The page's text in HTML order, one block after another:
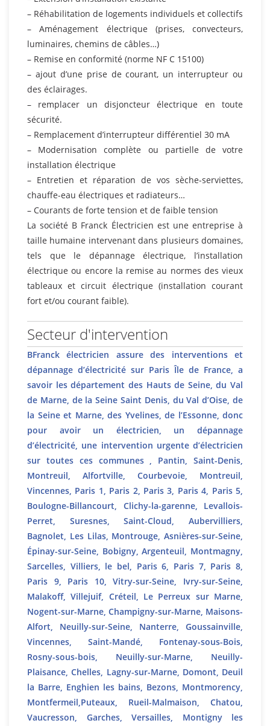
– Réhabilitation de logements individuels et collectifs
– Aménagement électrique (prises, convecteurs,
luminaires, chemins de câbles…)
– Remise en conformité (norme NF C 15100)
– ajout d’une prise de courant, un interrupteur ou
des éclairages.
– remplacer un disjoncteur électrique en toute
sécurité.
– Remplacement d’interrupteur différentiel 30 mA
– Modernisation complète ou partielle de votre
installation électrique
– Entretien et réparation de vos sèche-serviettes,
chauffe-eau électriques et radiateurs…
– Courants de forte tension et de faible tension
La société B Franck Électricien est une entreprise à
taille humaine intervenant dans plusieurs domaines,
tels que le dépannage électrique, l’installation
électrique ou encore la remise au normes des vieux
tableaux et circuit électrique (installation courant
fort et/ou courant faible).
Secteur d'intervention
BFranck électricien assure des interventions et
dépannage d’électricité sur Paris Île de France, a
savoir les département des Hauts de Seine, du Val
de Marne, de la Seine Saint Denis, du Val d’Oise, de
la Seine et Marne, des Yvelines, de l’Essonne, donc
pour avoir un électricien, un dépannage
d’électricité, une intervention urgente d’électricien
sur toutes ces communes , Pantin, Saint-Denis,
Montreuil, Alfortville, Courbevoie, Montreuil,
Vincennes, Paris 1, Paris 2, Paris 3, Paris 4, Paris 5,
Boulogne-Billancourt, Clichy-la-garenne, Levallois-
Perret, Suresnes, Saint-Cloud, Aubervilliers,
Bagnolet, Les Lilas, Montrouge, Asnières-sur-Seine,
Épinay-sur-Seine, Bobigny, Argenteuil, Montmagny,
Sarcelles, Villiers, le bel, Paris 6, Paris 7, Paris 8,
Paris 9, Paris 10, Vitry-sur-Seine, Ivry-sur-Seine,
Malakoff, Villejuif, Créteil, Le Perreux sur Marne,
Nogent-sur-Marne, Champigny-sur-Marne, Maisons-
Alfort, Neuilly-sur-Seine, Nanterre, Goussainville,
Vincennes, Saint-Mandé, Fontenay-sous-Bois,
Rosny-sous-bois, Neuilly-sur-Marne, Neuilly-
Plaisance, Chelles, Lagny-sur-Marne, Domont, Deuil
la Barre, Enghien les bains, Bezons, Montmorency,
Montfermeil,Puteaux, Rueil-Malmaison, Chatou,
Vaucresson, Garches, Versailles, Montigny les